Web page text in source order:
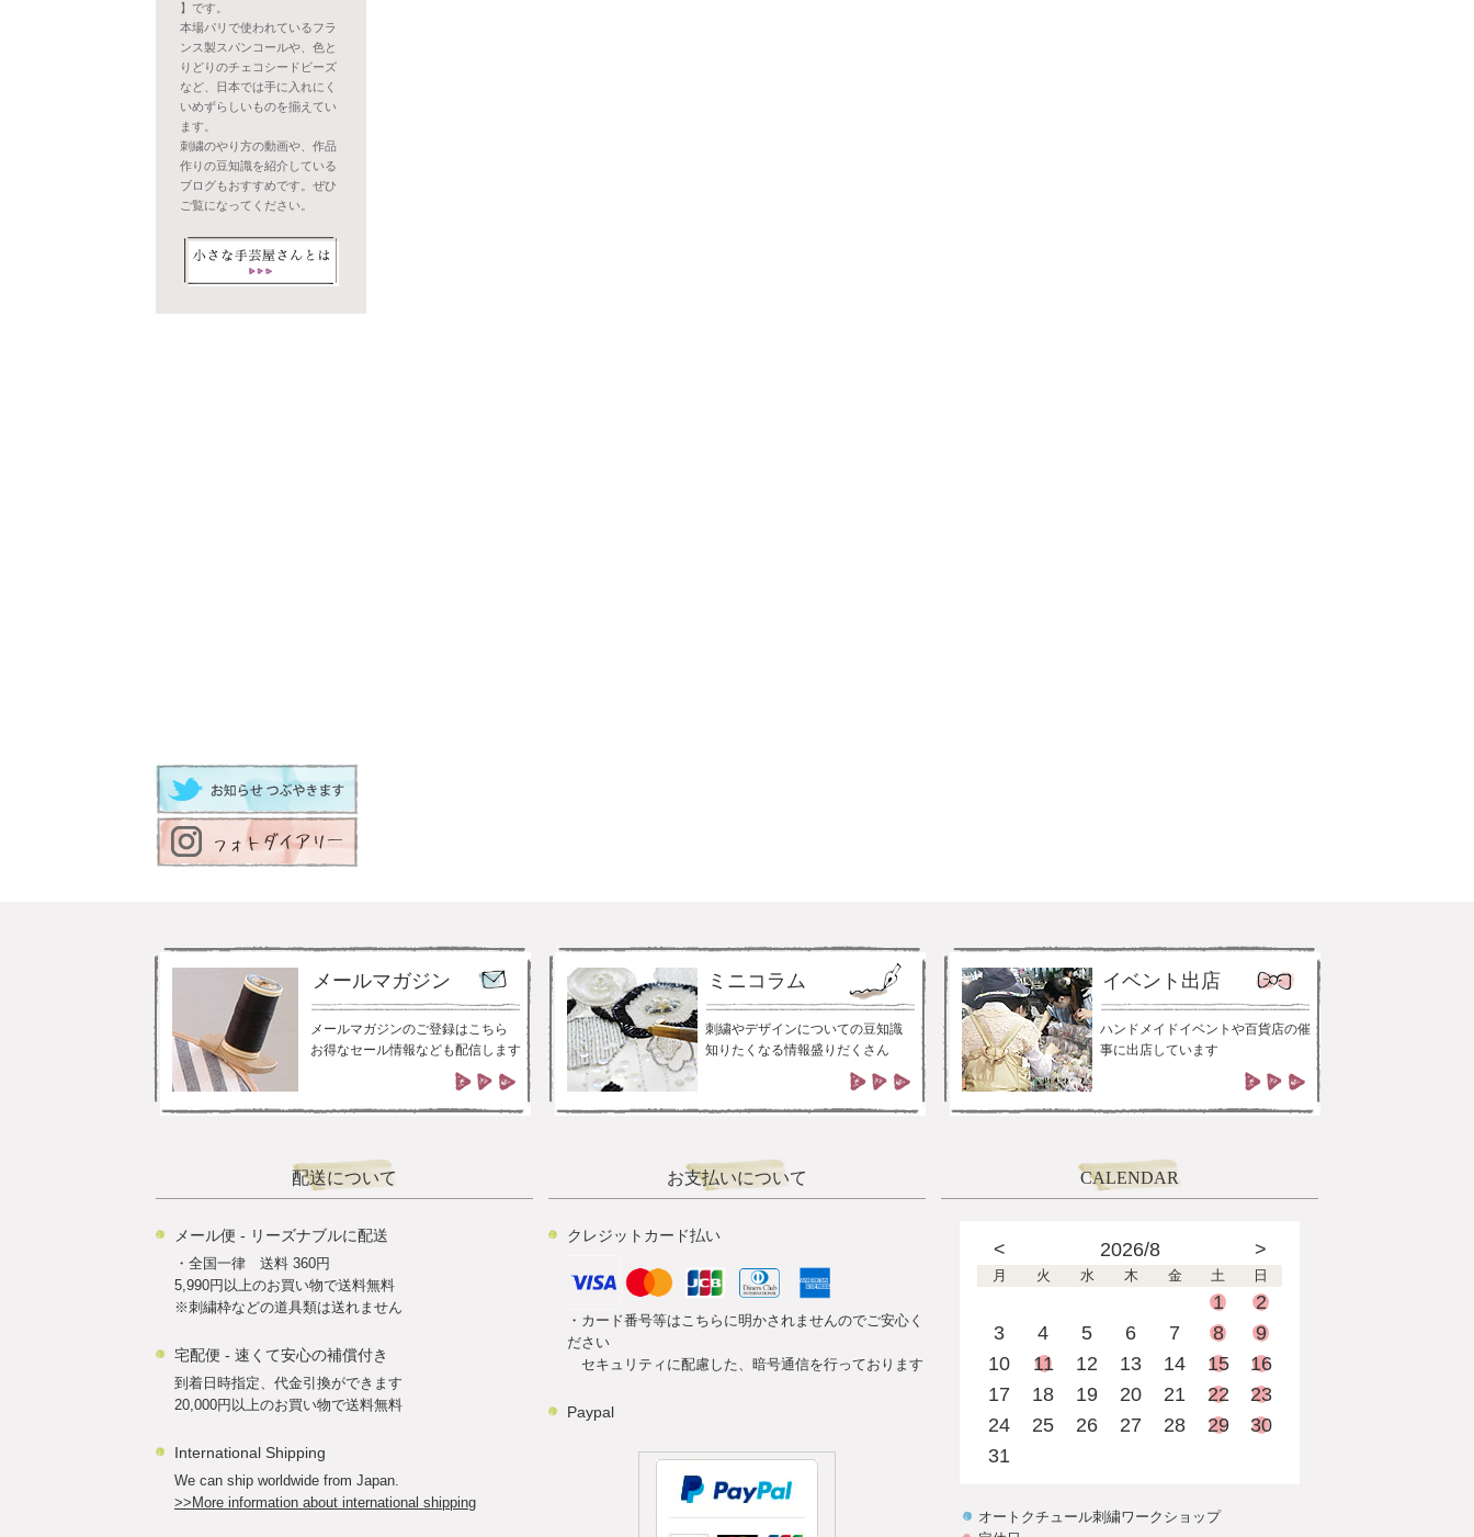
】です。
本場パリで使われているフラ
ンス製スパンコールや、色と
りどりのチェコシードビーズ
など、日本では手に入れにく
いめずらしいものを揃えてい
ます。
刺繍のやり方の動画や、作品
作りの豆知識を紹介している
ブログもおすすめです。ぜひ
ご覧になってください。
メールマガジン
メールマガジンのご登録はこちら
お得なセール情報なども配信します
ミニコラム
刺繍やデザインについての豆知識
知りたくなる情報盛りだくさん
イベント出店
ハンドメイドイベントや百貨店の催
事に出店しています
配送について
メール便 - リーズナブルに配送
・全国一律 送料 360円
5,990円以上のお買い物で送料無料
※刺繍枠などの道具類は送れません
宅配便 - 速くて安心の補償付き
到着日時指定、代金引換ができます
20,000円以上のお買い物で送料無料
International Shipping
We can ship worldwide from Japan.
>>More information about international shipping
お支払いについて
クレジットカード払い
・カード番号等はこちらに明かされませんのでご安心く
ださい
セキュリティに配慮した、暗号通信を行っております
Paypal
CALENDAR
< 2026/8 >
月 火 水 木 金 土 日
1
2
3
4 5 6 7 8
9
10
11 12 13 14 15
16
17
18 19 20 21 22
23
24
25 26 27 28 29
30
31
オートクチュール刺繍ワークショップ